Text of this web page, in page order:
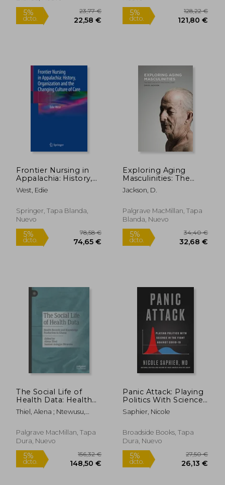
dcto.
5%
dcto.
5%
dcto.
Frontier Nursing in
Appalachia: History,
Organization and the
Changing Culture of
West, Edie
Springer, Tapa Blanda,
Nuevo
Exploring Aging
Masculinities: The
Body, Sexuality and
Social Lives (en
Jackson, D.
Palgrave MacMillan, Tapa
Blanda, Nuevo
The Social Life of
Health Data: Health
Records and
Knowledge
(en Inglés)
Thiel, Alena ; Ntewusu,
Palgrave MacMillan, Tapa
Dura, Nuevo
Panic Attack: Playing
Politics With Science
in the Fight Against
Covid-19 (en Inglés)
Saphier, Nicole
Broadside Books, Tapa
Dura, Nuevo